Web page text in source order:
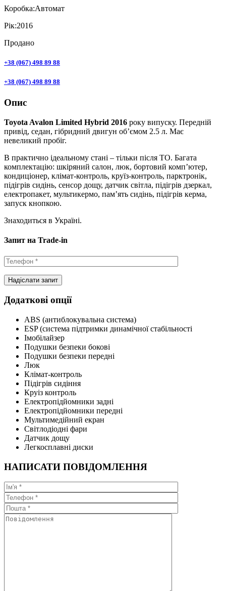
Коробка:Автомат
Рік:2016
Продано
+38 (067) 498 89 88
+38 (067) 498 89 88
Опис
Toyota Avalon Limited Hybrid 2016 року випуску. Передній
привід, седан, гібридний двигун об’ємом 2.5 л. Має
невеликий пробіг.
В практично ідеальному стані – тільки після ТО. Багата
комплектацію: шкіряний салон, люк, бортовий комп’ютер,
кондиціонер, клімат-контроль, круїз-контроль, парктронік,
підігрів сидінь, сенсор дощу, датчик світла, підігрів дзеркал,
електропакет, мультикермо, пам’ять сидінь, підігрів керма,
запуск кнопкою.
Знаходиться в Україні.
Запит на Trade-in
Додаткові опції
ABS (антиблокувальна система)
ESP (система підтримки динамічної стабільності
Імобілайзер
Подушки безпеки бокові
Подушки безпеки передні
Люк
Клімат-контроль
Підігрів сидіння
Круіз контроль
Електропідйомники задні
Електропідйомники передні
Мультимедійний екран
Світлодіодні фари
Датчик дощу
Легкосплавні диски
НАПИСАТИ ПОВІДОМЛЕННЯ